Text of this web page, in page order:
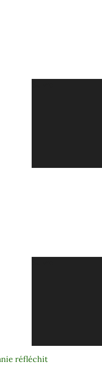
réfléchit